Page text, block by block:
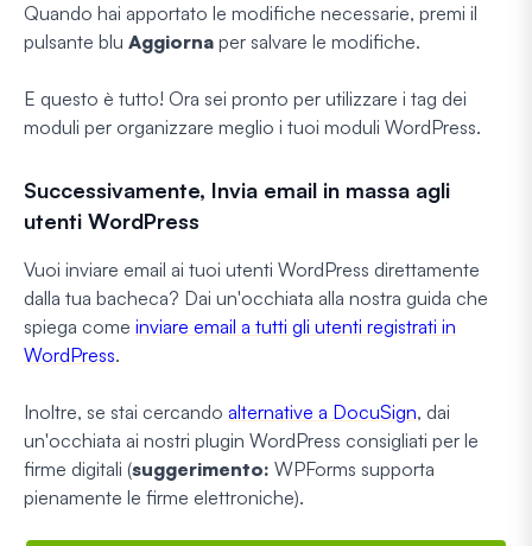
Quando hai apportato le modifiche necessarie, premi il
pulsante blu Aggiorna per salvare le modifiche.
E questo è tutto! Ora sei pronto per utilizzare i tag dei
moduli per organizzare meglio i tuoi moduli WordPress.
Successivamente, Invia email in massa agli
utenti WordPress
Vuoi inviare email ai tuoi utenti WordPress direttamente
dalla tua bacheca? Dai un'occhiata alla nostra guida che
spiega come inviare email a tutti gli utenti registrati in
WordPress.
Inoltre, se stai cercando alternative a DocuSign, dai
un'occhiata ai nostri plugin WordPress consigliati per le
firme digitali (suggerimento: WPForms supporta
pienamente le firme elettroniche).